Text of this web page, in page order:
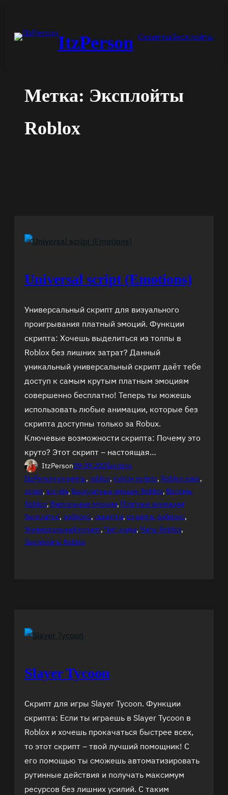
содержимомуItzPerson СкриптыЭксплойты
Метка: Эксплойты
Roblox
Universal script (Emotions)
Универсальный скрипт для визуального
проигрывания платный эмоций. Функции
скрипта: Хочешь выделиться из толпы в
Roblox без лишних затрат? Данный
уникальный универсальный скрипт даёт тебе
доступ к самым крутым платным эмоциям
совершенно бесплатно! Теперь ты можешь
использовать любые анимации, которые без
скрипта доступны только за Robux.
Ключевые возможности скрипта: Почему это
круто? Этот скрипт – настоящая…
ItzPerson09.09.2025scripts
ItzPerson скрипты, roblox, roblox scripts, Roblox хаки
script, scripts, Бесплатные эмоции Roblox, Взломы
Roblox, Визуальные эмоции, Платные анимации
бесплатно, роблокс, скрипты, скрипты роблокс
Универсальный скрипт, Чит-коды, Читы Roblox
Эксплойты Roblox
Slayer Tycoon
Скрипт для игры Slayer Tycoon. Функции
скрипта: Если ты играешь в Slayer Tycoon в
Roblox и хочешь прокачаться быстрее всех,
то этот скрипт – твой лучший помощник! С
его помощью ты сможешь автоматизировать
рутинные действия и получать максимум
ресурсов без лишних усилий. С таким